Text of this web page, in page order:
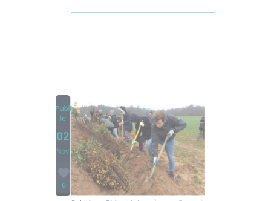
02
Publié parPhilocité dans À venir,Formations